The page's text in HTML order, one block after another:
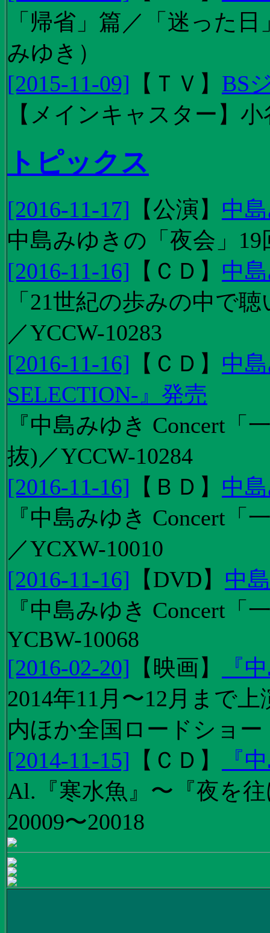
「帰省」篇／「迷った
みゆき）
[2015-11-09] 【 ＴＶ 】 BS
【メインキャスター】
トピックス
[2016-11-17] 【公演 】 中
中島みゆきの「夜会」
[2016-11-16] 【 ＣＤ 】 中
「21世紀の歩みの中で
／YCCW-10283
[2016-11-16] 【 ＣＤ 】 中
SELECTION-』発売
『中島みゆき Concert
抜)／YCCW-10284
[2016-11-16] 【 ＢＤ 】 中
『中島みゆき Concert
／YCXW-10010
[2016-11-16] 【DVD】 中
『中島みゆき Concert
YCBW-10068
[2016-02-20] 【 映画】
『
2014年11月〜12月まで
内ほか全国ロードショー
[2014-11-15] 【 ＣＤ 】
『
Al.『寒水魚』〜『夜を
20009〜20018